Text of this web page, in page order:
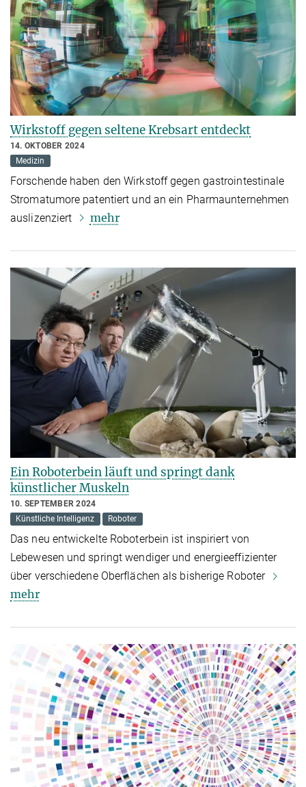
Wirkstoff gegen seltene Krebsart entdeckt
14. OKTOBER 2024
Medizin
Forschende haben den Wirkstoff gegen gastrointestinale
Stromatumore patentiert und an ein Pharmaunternehmen
auslizenziert
mehr
Ein Roboterbein läuft und springt dank
künstlicher Muskeln
10. SEPTEMBER 2024
Künstliche Intelligenz
Roboter
Das neu entwickelte Roboterbein ist inspiriert von
Lebewesen und springt wendiger und energieeffizienter
über verschiedene Oberflächen als bisherige Roboter
mehr